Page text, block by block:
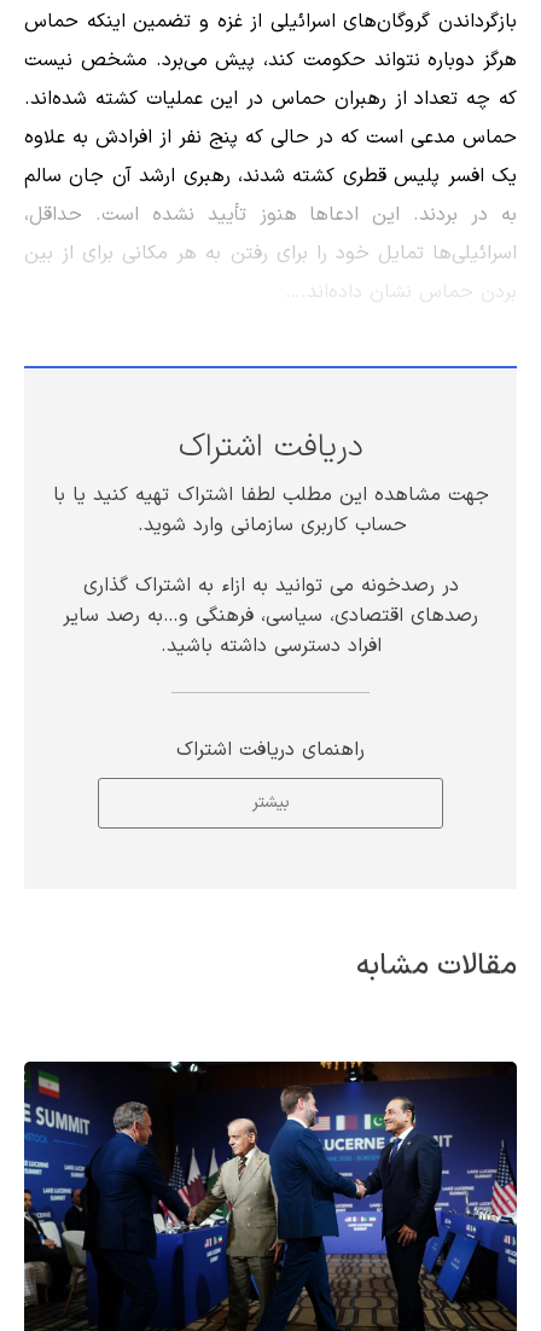
بازگرداندن گروگان‌های اسرائیلی از غزه و تضمین اینکه حماس
هرگز دوباره نتواند حکومت کند، پیش می‌برد. مشخص نیست
که چه تعداد از رهبران حماس در این عملیات کشته شده‌اند.
حماس مدعی است که در حالی که پنج نفر از افرادش به علاوه
یک افسر پلیس قطری کشته شدند، رهبری ارشد آن جان سالم
به در بردند. این ادعاها هنوز تأیید نشده است. حداقل،
اسرائیلی‌ها تمایل خود را برای رفتن به هر مکانی برای از بین
بردن حماس نشان داده‌اند.…
دریافت اشتراک
جهت مشاهده این مطلب لطفا اشتراک تهیه کنید یا با
حساب کاربری سازمانی وارد شوید.
در رصدخونه می توانید به ازاء به اشتراک گذاری
رصدهای اقتصادی، سیاسی، فرهنگی و…به رصد سایر
افراد دسترسی داشته باشید.
راهنمای دریافت اشتراک
بیشتر
مقالات مشابه